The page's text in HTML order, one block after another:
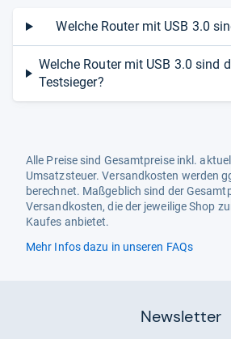
Welche Router mit USB 3.0
Welche Router mit USB 3.0 sind
Testsieger?
Alle Preise sind Gesamtpreise inkl.
Umsatzsteuer. Versandkosten werden
berechnet. Maßgeblich sind der
Versandkosten, die der jeweilige Shop
Kaufes anbietet.
Mehr Infos dazu in unseren FAQs
Newsletter